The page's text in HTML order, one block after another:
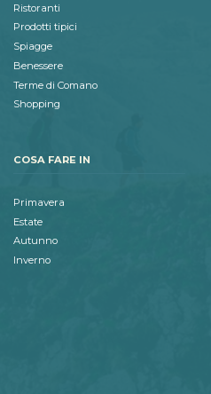
Ristoranti
Prodotti tipici
Spiagge
Benessere
Terme di Comano
Shopping
COSA FARE IN
Primavera
Estate
Autunno
Inverno